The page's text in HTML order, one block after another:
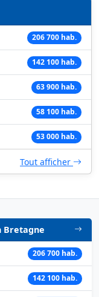
206 700 hab.
142 100 hab.
63 900 hab.
58 100 hab.
53 000 hab.
Tout afficher
Bretagne
206 700 hab.
142 100 hab.